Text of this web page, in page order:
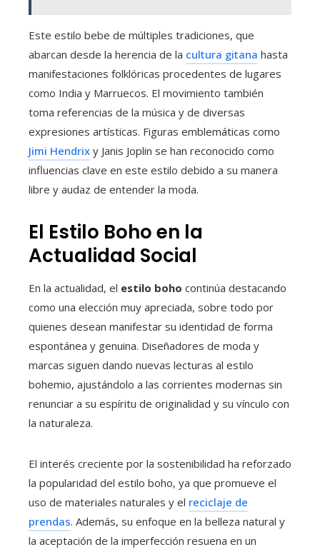
Este estilo bebe de múltiples tradiciones, que
abarcan desde la herencia de la cultura gitana hasta
manifestaciones folklóricas procedentes de lugares
como India y Marruecos. El movimiento también
toma referencias de la música y de diversas
expresiones artísticas. Figuras emblemáticas como
Jimi Hendrix y Janis Joplin se han reconocido como
influencias clave en este estilo debido a su manera
libre y audaz de entender la moda.
El Estilo Boho en la
Actualidad Social
En la actualidad, el estilo boho continúa destacando
como una elección muy apreciada, sobre todo por
quienes desean manifestar su identidad de forma
espontánea y genuina. Diseñadores de moda y
marcas siguen dando nuevas lecturas al estilo
bohemio, ajustándolo a las corrientes modernas sin
renunciar a su espíritu de originalidad y su vínculo con
la naturaleza.
El interés creciente por la sostenibilidad ha reforzado
la popularidad del estilo boho, ya que promueve el
uso de materiales naturales y el reciclaje de
prendas. Además, su enfoque en la belleza natural y
la aceptación de la imperfección resuena en un